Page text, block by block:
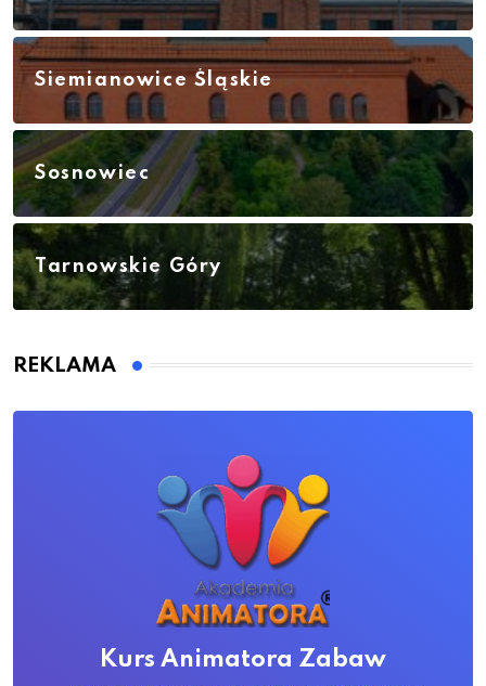
Siemianowice Śląskie
Sosnowiec
Tarnowskie Góry
REKLAMA
Kurs Animatora Zabaw